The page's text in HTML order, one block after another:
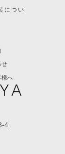
4
につい
せ
へ